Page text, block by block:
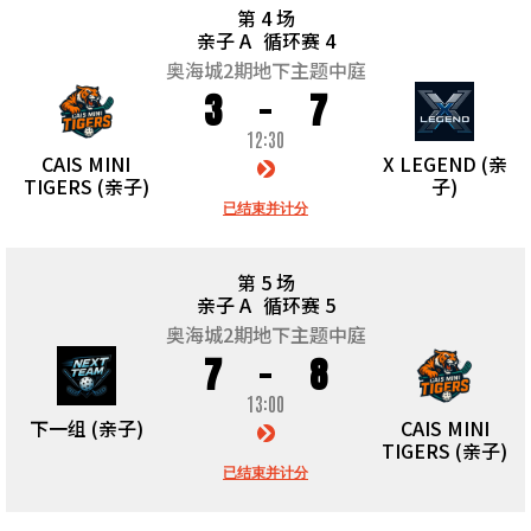
第 4 场
亲子 A 循环赛 4
奥海城2期地下主题中庭
CAIS MINI
TIGERS (亲子)
3 7
12:30
已结束并计分
X LEGEND (亲
子)
第 5 场
亲子 A 循环赛 5
奥海城2期地下主题中庭
下一组 (亲子)
7 8
13:00
已结束并计分
CAIS MINI
TIGERS (亲子)